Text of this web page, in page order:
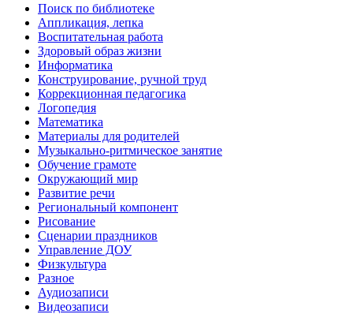
Поиск по библиотеке
Аппликация, лепка
Воспитательная работа
Здоровый образ жизни
Информатика
Конструирование, ручной труд
Коррекционная педагогика
Логопедия
Математика
Материалы для родителей
Музыкально-ритмическое занятие
Обучение грамоте
Окружающий мир
Развитие речи
Региональный компонент
Рисование
Сценарии праздников
Управление ДОУ
Физкультура
Разное
Аудиозаписи
Видеозаписи